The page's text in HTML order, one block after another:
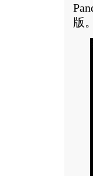
版。